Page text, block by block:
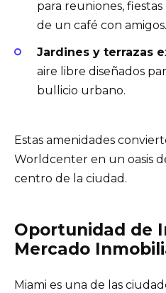
para reuniones,
de un café con amigos.
Jardines y terrazas
aire libre diseñados
bullicio urbano.
Estas amenidades
Worldcenter en un oasis
centro de la ciudad.
Oportunidad de
Mercado
Miami es una de las